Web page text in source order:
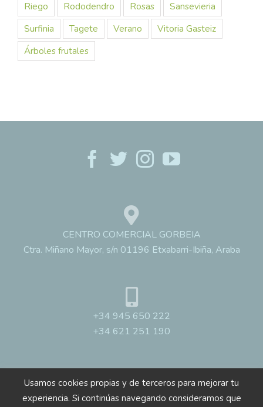
Riego
Rododendro Rosas
Sansevieria
Surfinia
Tagete Verano
Vitoria Gasteiz
Árboles frutales
CENTRO COMERCIAL GORBEIA
Ctra. Miñano Mayor, s/n 01196 Etxabarri-Ibiña, Araba
+34 945 650 222
+34 621 251 190
Centro de jardinería Gorbeia © Copyright 2017 |Aviso legal|
Usamos cookies propias y de terceros para mejorar tu
experiencia. Si continúas navegando consideramos que